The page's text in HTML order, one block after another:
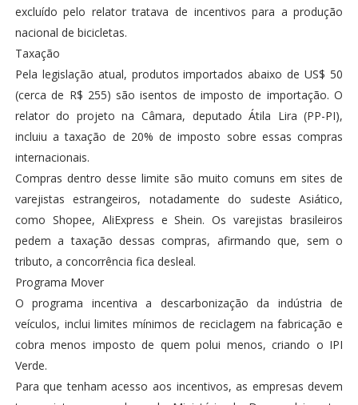
excluído pelo relator tratava de incentivos para a produção
nacional de bicicletas.
Taxação
Pela legislação atual, produtos importados abaixo de US$ 50
(cerca de R$ 255) são isentos de imposto de importação. O
relator do projeto na Câmara, deputado Átila Lira (PP-PI),
incluiu a taxação de 20% de imposto sobre essas compras
internacionais.
Compras dentro desse limite são muito comuns em sites de
varejistas estrangeiros, notadamente do sudeste Asiático,
como Shopee, AliExpress e Shein. Os varejistas brasileiros
pedem a taxação dessas compras, afirmando que, sem o
tributo, a concorrência fica desleal.
Programa Mover
O programa incentiva a descarbonização da indústria de
veículos, inclui limites mínimos de reciclagem na fabricação e
cobra menos imposto de quem polui menos, criando o IPI
Verde.
Para que tenham acesso aos incentivos, as empresas devem